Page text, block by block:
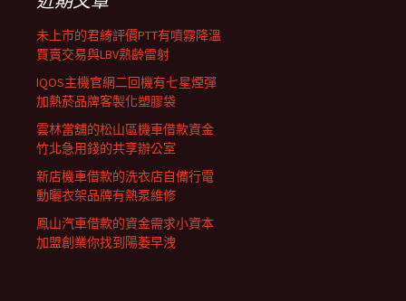
未上市的君綺評價PTT有噴霧降溫
買賣交易與LBV熟齡雷射
IQOS主機官網二回機有七星煙彈
加熱菸品牌客製化塑膠袋
雲林當舖的松山區機車借款資金
竹北急用錢的共享辦公室
新店機車借款的洗衣店自備行電
動曬衣架品牌有熱泵維修
鳳山汽車借款的資金需求小資本
加盟創業你找到陽萎早洩